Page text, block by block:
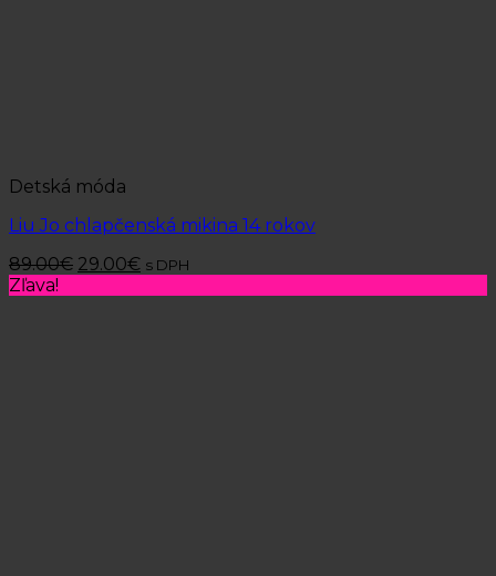
Detská móda
Liu Jo chlapčenská mikina 14 rokov
89.00€ 29.00€ s DPH
Zľava!